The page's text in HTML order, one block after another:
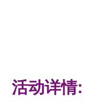
活动详情: